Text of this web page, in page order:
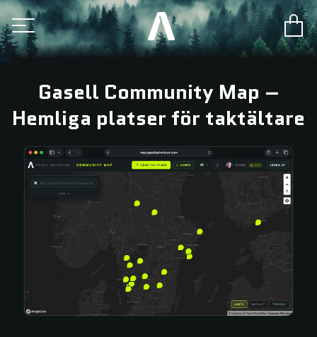
Gasell Community Map –
Hemliga platser för taktältare